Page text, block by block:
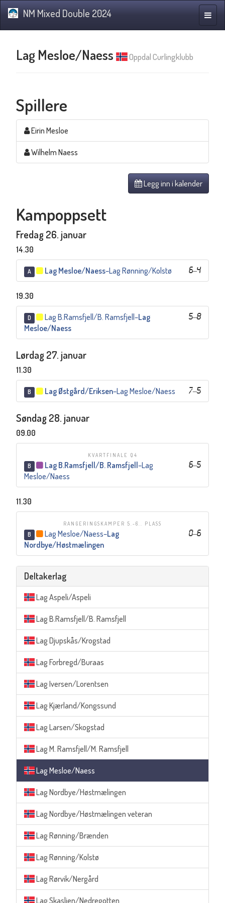
NM Mixed Double 2024
Lag Mesloe/Naess Oppdal Curlingklubb
Spillere
Eirin Mesloe
Wilhelm Naess
Legg inn i kalender
Kampoppsett
Fredag 26. januar
14.30
A 6–4
Lag Mesloe/Naess–Lag Rønning/Kolstø
19.30
D 5–8
Lag B.Ramsfjell/B. Ramsfjell–Lag
Mesloe/Naess
Lørdag 27. januar
11.30
B 7–5
Lag Østgård/Eriksen–Lag Mesloe/Naess
Søndag 28. januar
09.00
KVARTFINALE Q4
B 6–5
Lag B.Ramsfjell/B. Ramsfjell–Lag
Mesloe/Naess
11.30
RANGERINGSKAMPER 5.-6.. PLASS
B 0–6
Lag Mesloe/Naess–Lag
Nordbye/Høstmælingen
Deltakerlag
Lag Aspeli/Aspeli
Lag B.Ramsfjell/B. Ramsfjell
Lag Djupskås/Krogstad
Lag Forbregd/Buraas
Lag Iversen/Lorentsen
Lag Kjærland/Kongssund
Lag Larsen/Skogstad
Lag M. Ramsfjell/M. Ramsfjell
Lag Mesloe/Naess
Lag Nordbye/Høstmælingen
Lag Nordbye/Høstmælingen veteran
Lag Rønning/Brænden
Lag Rønning/Kolstø
Lag Rørvik/Nergård
Lag Skaslien/Nedregotten